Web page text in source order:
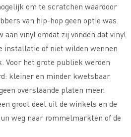
om te scratchen waardoor
van hip-hop geen optie was.
aan vinyl omdat zij vonden dat vinyl
installatie of niet wilden wennen
Voor het grote publiek werden
kleiner en minder kwetsbaar
overslaande platen meer.
groot deel uit de winkels en de
weg naar rommelmarkten of de